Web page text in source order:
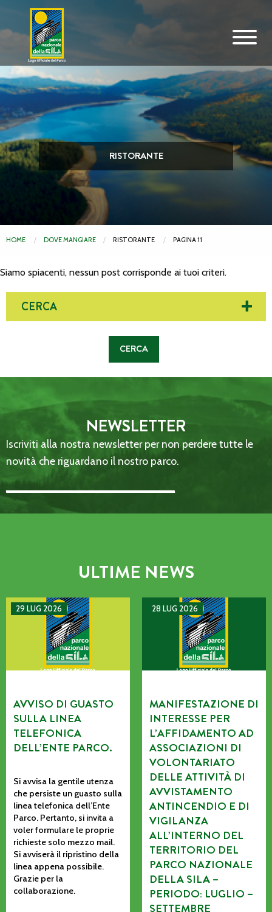
Vai al contenuto principale
RISTORANTE
HOME DOVE MANGIARE RISTORANTE PAGINA 11
Siamo spiacenti, nessun post corrisponde ai tuoi criteri.
CERCA
NEWSLETTER
Iscriviti alla nostra newsletter per non perdere tutte le
novità che riguardano il nostro parco.
Email Address::: (required)
ULTIME NEWS
29 LUG 2026
AVVISO DI GUASTO SULLA LINEA TELEFONICA DELL’ENTE
AVVISO DI GUASTO
SULLA LINEA
TELEFONICA
DELL’ENTE PARCO.
Si avvisa la gentile utenza
che persiste un guasto sulla
linea telefonica dell’Ente
Parco. Pertanto, si invita a
voler formulare le proprie
richieste solo mezzo mail.
Si avviserà il ripristino della
linea appena possibile.
Grazie per la
collaborazione.
28 LUG 2026
MANIFESTAZIONE DI
MANIFESTAZIONE DI
INTERESSE PER
L’AFFIDAMENTO AD
ASSOCIAZIONI DI
VOLONTARIATO
DELLE ATTIVITÀ DI
AVVISTAMENTO
ANTINCENDIO E DI
VIGILANZA
ALL’INTERNO DEL
TERRITORIO DEL
PARCO NAZIONALE
DELLA SILA –
PERIODO: LUGLIO –
SETTEMBRE